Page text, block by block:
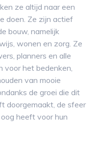
ze altijd naar een
doen. Ze zijn actief
bouw, namelijk
wonen en zorg. Ze
planners en alle
voor het bedenken,
van mooie
de groei die dit
doorgemaakt, de sfeer
heeft voor hun